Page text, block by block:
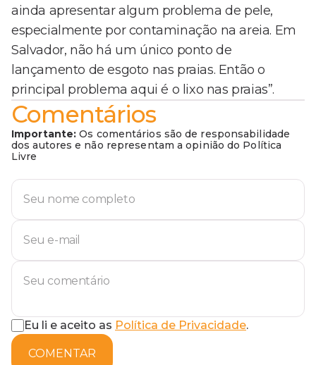
ainda apresentar algum problema de pele,
especialmente por contaminação na areia. Em
Salvador, não há um único ponto de
lançamento de esgoto nas praias. Então o
principal problema aqui é o lixo nas praias”.
Comentários
Importante: Os comentários são de responsabilidade
dos autores e não representam a opinião do Política
Livre
Eu li e aceito as Política de Privacidade.
COMENTAR